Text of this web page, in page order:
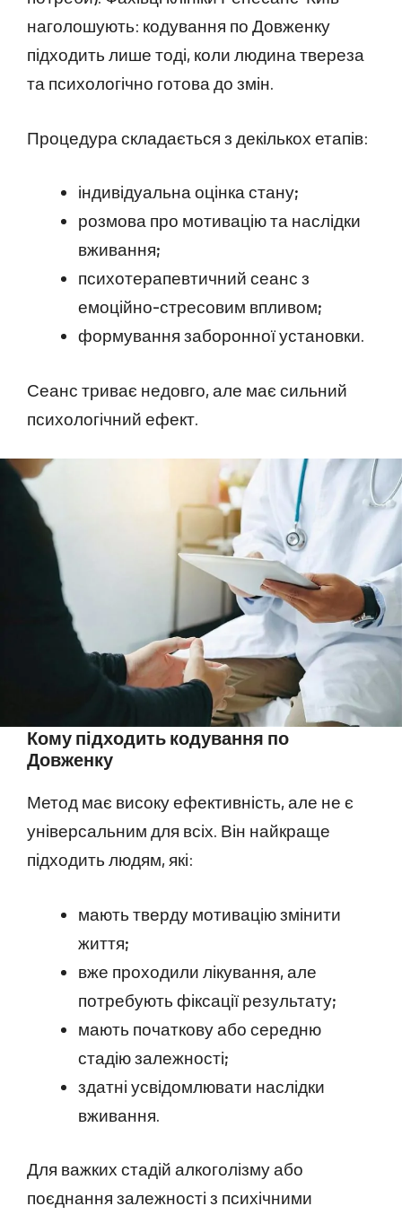
наголошують: кодування по Довженку
підходить лише тоді, коли людина твереза
та психологічно готова до змін.
Процедура складається з декількох етапів:
індивідуальна оцінка стану;
розмова про мотивацію та наслідки
вживання;
психотерапевтичний сеанс з
емоційно-стресовим впливом;
формування заборонної установки.
Сеанс триває недовго, але має сильний
психологічний ефект.
Кому підходить кодування по
Довженку
Метод має високу ефективність, але не є
універсальним для всіх. Він найкраще
підходить людям, які:
мають тверду мотивацію змінити
життя;
вже проходили лікування, але
потребують фіксації результату;
мають початкову або середню
стадію залежності;
здатні усвідомлювати наслідки
вживання.
Для важких стадій алкоголізму або
поєднання залежності з психічними